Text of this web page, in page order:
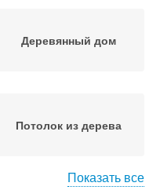
Деревянный дом
Потолок из дерева
Показать все